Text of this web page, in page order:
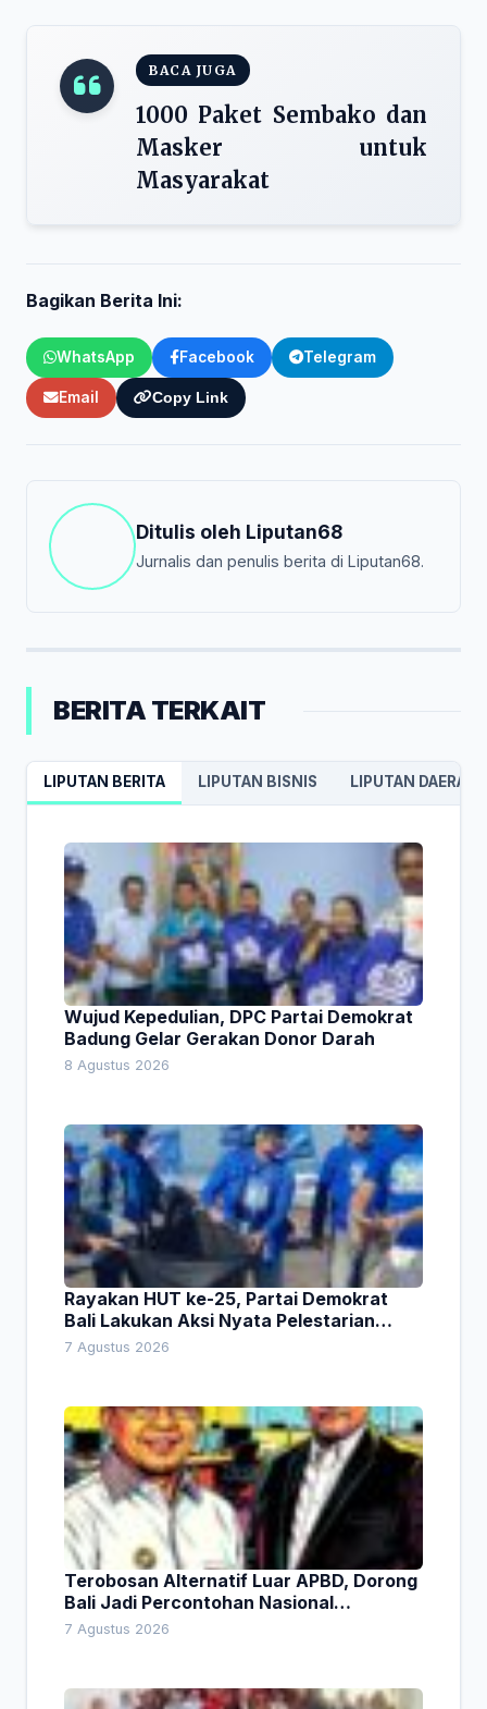
BACA JUGA
1000 Paket Sembako dan
Masker untuk
Masyarakat
Bagikan Berita Ini:
WhatsApp Facebook Telegram
Email Copy Link
Ditulis oleh Liputan68
Jurnalis dan penulis berita di Liputan68.
BERITA TERKAIT
LIPUTAN BERITA LIPUTAN BISNIS LIPUTAN DAERAH
Wujud Kepedulian, DPC Partai Demokrat
Badung Gelar Gerakan Donor Darah
8 Agustus 2026
Rayakan HUT ke-25, Partai Demokrat
Bali Lakukan Aksi Nyata Pelestarian
Lingkungan
7 Agustus 2026
Terobosan Alternatif Luar APBD, Dorong
Bali Jadi Percontohan Nasional
Pembiayaan Daerah
7 Agustus 2026